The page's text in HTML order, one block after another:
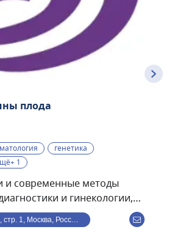
плода
генетика
1
и современные методы
и гинекологии,
международным
УЗИ скрининги I, II,
1, Москва, Россия